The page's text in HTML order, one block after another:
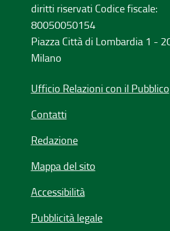
diritti riservati Codice fiscale:
80050050154
Piazza Città di Lombardia 1 -
Milano
Ufficio Relazioni con il Pubblico
Contatti
Redazione
Mappa del sito
Accessibilità
Pubblicità legale